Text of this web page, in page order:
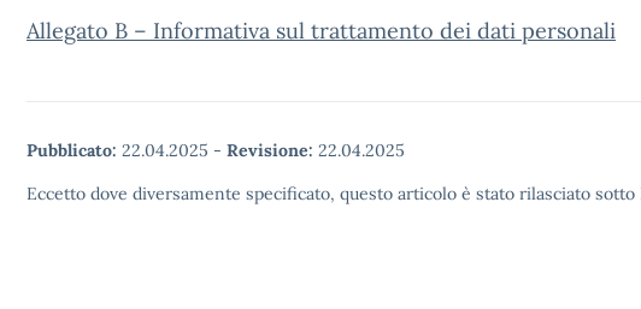
Allegato B – Informativa sul trattamento dei dati personali
Pubblicato: 22.04.2025 - Revisione: 22.04.2025
Eccetto dove diversamente specificato, questo articolo è stato rilasciato